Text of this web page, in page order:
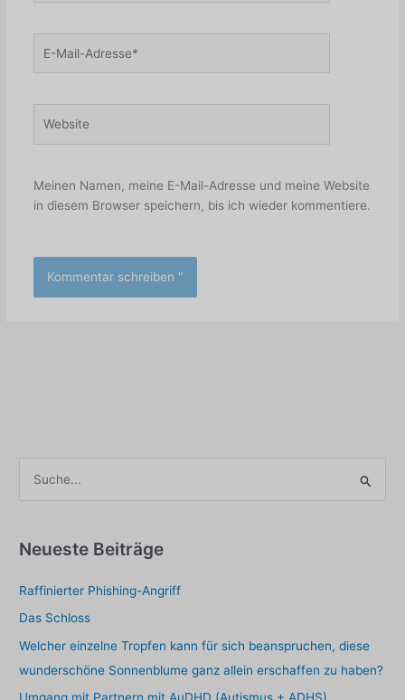
Mail-
Meinen Namen, meine E-Mail-Adresse und meine Website
in diesem Browser speichern, bis ich wieder kommentiere.
h
n
a
c
h
Neueste Beiträge
Raffinierter Phishing-Angriff
Das Schloss
Welcher einzelne Tropfen kann für sich beanspruchen, diese
wunderschöne Sonnenblume ganz allein erschaffen zu haben?